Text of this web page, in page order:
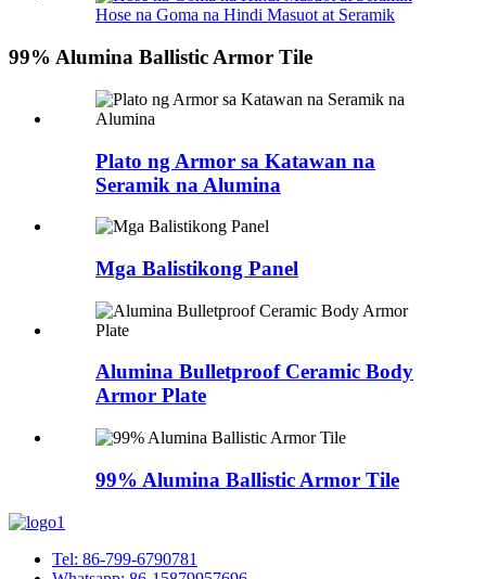
Hose na Goma na Hindi Masuot at Seramik
99% Alumina Ballistic Armor Tile
Plato ng Armor sa Katawan na
Seramik na Alumina
Mga Balistikong Panel
Alumina Bulletproof Ceramic Body
Armor Plate
99% Alumina Ballistic Armor Tile
Tel: 86-799-6790781